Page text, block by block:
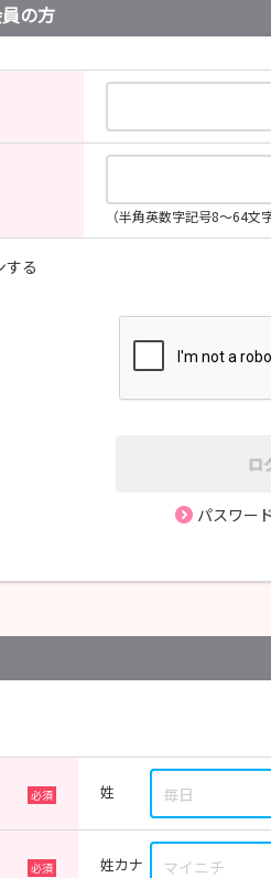
の方
（半角英数字記号8～64文字
する
ロ
パスワー
姓
姓カナ